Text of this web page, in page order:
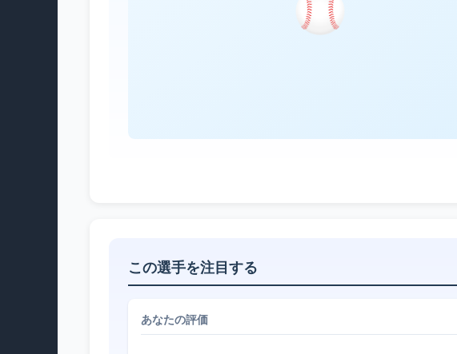
この選手を注目する
あなたの評価